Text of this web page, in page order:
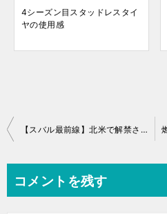
4シーズン目スタッドレスタイ
ヤの使用感
投
ビ
【スバル最前線】北米で解禁された「ハイウェイ・ハンズフリー・アシスト」と日本の「アイサイトX」の違いとは？
コメントを残す